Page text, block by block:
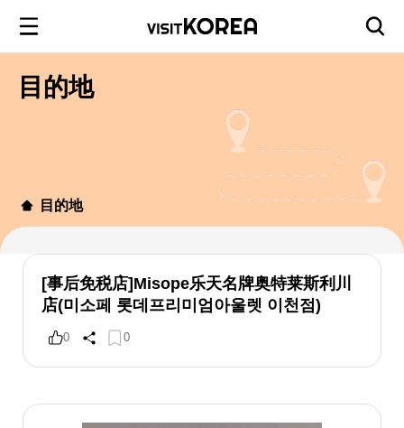
目的地
目的地
[事后免税店]Misope乐天名牌奥特莱斯利川
店(미소페 롯데프리미엄아울렛 이천점)
0 0